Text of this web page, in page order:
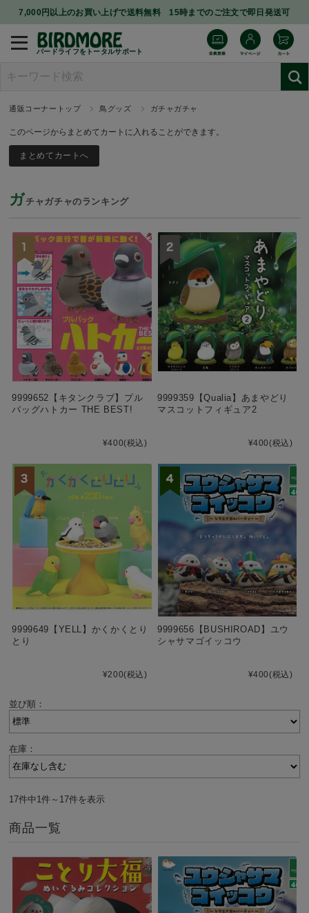
7,000円以上のお買い上げで送料無料 15時までのご注文で即日発送可
バードライフをトータルサポート
通販コーナートップ 鳥グッズ ガチャガチャ
このページからまとめてカートに入れることができます。
ガチャガチャのランキング
9999652【キタンクラブ】プル
バッグハトカー THE BEST!
¥400(税込)
9999359【Qualia】あまやどり
マスコットフィギュア2
¥400(税込)
9999649【YELL】かくかくとり
とり
¥200(税込)
9999656【BUSHIROAD】ユウ
シャサマゴイッコウ
¥400(税込)
並び順：
在庫：
17件中1件～17件を表示
商品一覧